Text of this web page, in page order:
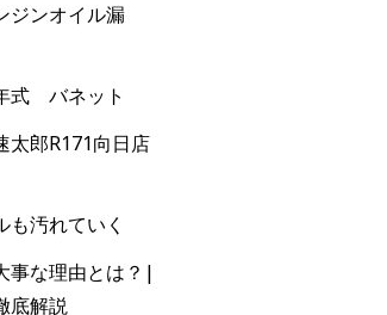
ンオイル漏
式 バネット
郎R171向日店
汚れていく
事な理由とは？|
底解説